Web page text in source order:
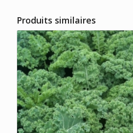
Produits similaires